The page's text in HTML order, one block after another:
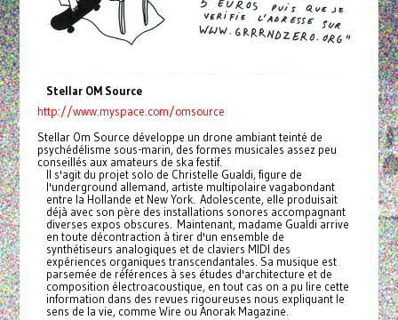
Stellar OM Source
http://www.myspace.com/omsource
Stellar Om Source développe un drone ambiant teinté de
psychédélisme sous-marin, des formes musicales assez peu
conseillés aux amateurs de ska festif.
Il s'agit du projet solo de Christelle Gualdi, figure de
l'underground allemand, artiste multipolaire vagabondant
entre la Hollande et New York. Adolescente, elle produisait
déjà avec son père des installations sonores accompagnant
diverses expos obscures. Maintenant, madame Gualdi arrive
en toute décontraction à tirer d'un ensemble de
synthétiseurs analogiques et de claviers MIDI des
expériences organiques transcendantales. Sa musique est
parsemée de références à ses études d'architecture et de
composition électroacoustique, en tout cas on a pu lire cette
information dans des revues rigoureuses nous expliquant le
sens de la vie, comme Wire ou Anorak Magazine.